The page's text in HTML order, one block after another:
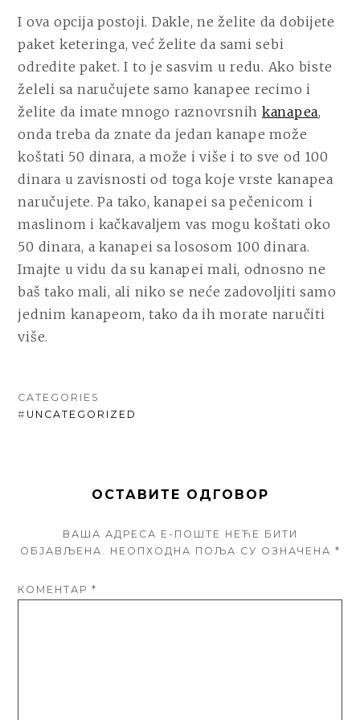
I ova opcija postoji. Dakle, ne želite da dobijete
paket keteringa, već želite da sami sebi
odredite paket. I to je sasvim u redu. Ako biste
želeli sa naručujete samo kanapee recimo i
želite da imate mnogo raznovrsnih kanapea,
onda treba da znate da jedan kanape može
koštati 50 dinara, a može i više i to sve od 100
dinara u zavisnosti od toga koje vrste kanapea
naručujete. Pa tako, kanapei sa pečenicom i
maslinom i kačkavaljem vas mogu koštati oko
50 dinara, a kanapei sa lososom 100 dinara.
Imajte u vidu da su kanapei mali, odnosno ne
baš tako mali, ali niko se neće zadovoljiti samo
jednim kanapeom, tako da ih morate naručiti
više.
CATEGORIES
# UNCATEGORIZED
ОСТАВИТЕ ОДГОВОР
ВАША АДРЕСА Е-ПОШТЕ НЕЋЕ БИТИ
ОБЈАВЉЕНА.
НЕОПХОДНА ПОЉА СУ ОЗНАЧЕНА *
КОМЕНТАР*